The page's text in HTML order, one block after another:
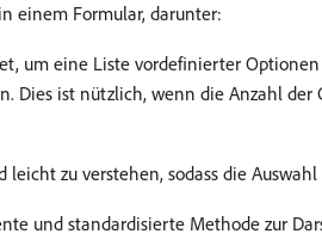
einem Formular, darunter:
um eine Liste vordefinierter
Dies ist nützlich, wenn die Anzahl
zu verstehen, sodass die
und standardisierte Methode zur